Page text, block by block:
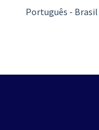
Português - Brasil